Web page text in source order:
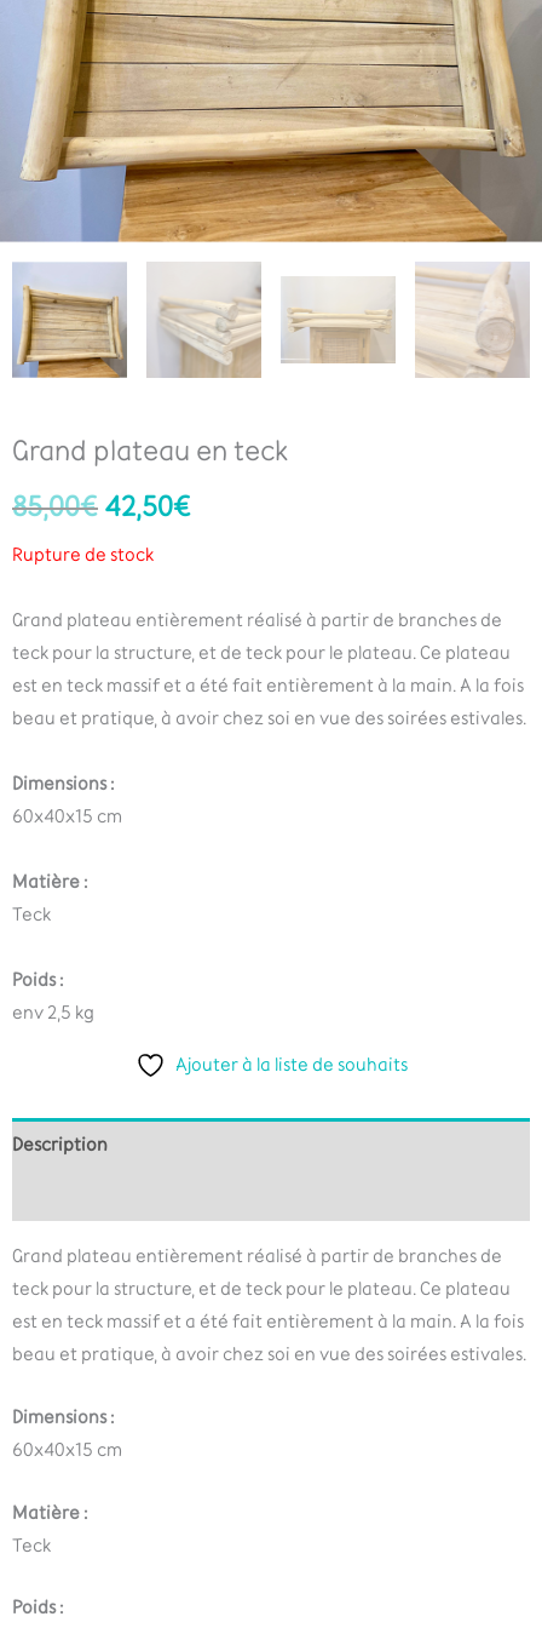
Grand plateau en teck
85,00€ 42,50€
Rupture de stock
Grand plateau entièrement réalisé à partir de branches de
teck pour la structure, et de teck pour le plateau. Ce plateau
est en teck massif et a été fait entièrement à la main. A la fois
beau et pratique, à avoir chez soi en vue des soirées estivales.
Dimensions :
60x40x15 cm
Matière :
Teck
Poids :
env 2,5 kg
Ajouter à la liste de souhaits
Description
Grand plateau entièrement réalisé à partir de branches de
teck pour la structure, et de teck pour le plateau. Ce plateau
est en teck massif et a été fait entièrement à la main. A la fois
beau et pratique, à avoir chez soi en vue des soirées estivales.
Dimensions :
60x40x15 cm
Matière :
Teck
Poids :